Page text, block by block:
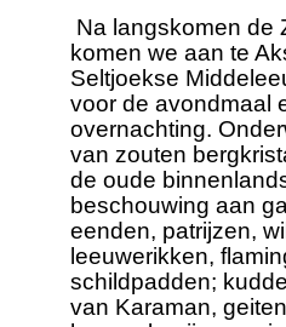
Na langskomen de
komen we aan te
Seltjoekse
voor de avondmaal
overnachting.
van zouten
de oude
beschouwing aan
eenden, patrijzen,
leeuwerikken,
schildpadden;
van Karaman,